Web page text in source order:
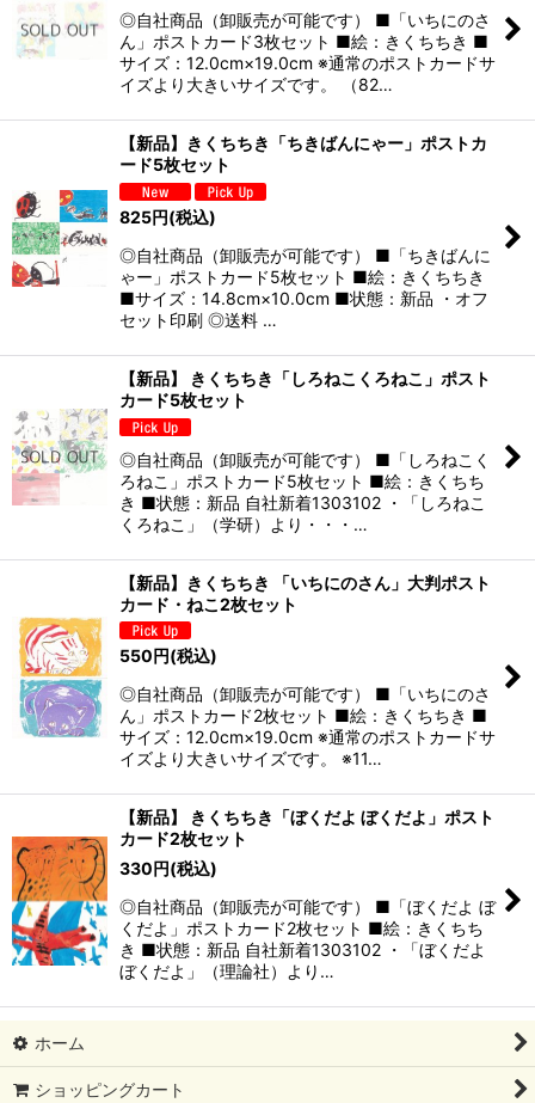
◎自社商品（卸販売が可能です） ■「いちにのさ
ん」ポストカード3枚セット ■絵：きくちちき ■
サイズ：12.0cm×19.0cm ※通常のポストカードサ
イズより大きいサイズです。 （82…
【新品】きくちちき「ちきばんにゃー」ポストカ
ード5枚セット
825円(税込)
◎自社商品（卸販売が可能です） ■「ちきばんに
ゃー」ポストカード5枚セット ■絵：きくちちき
■サイズ：14.8cm×10.0cm ■状態：新品 ・オフ
セット印刷 ◎送料 …
【新品】 きくちちき「しろねこくろねこ」ポスト
カード5枚セット
◎自社商品（卸販売が可能です） ■「しろねこく
ろねこ」ポストカード5枚セット ■絵：きくちち
き ■状態：新品 自社新着1303102 ・「しろねこ
くろねこ」（学研）より・・・…
【新品】きくちちき 「いちにのさん」大判ポスト
カード・ねこ2枚セット
550円(税込)
◎自社商品（卸販売が可能です） ■「いちにのさ
ん」ポストカード2枚セット ■絵：きくちちき ■
サイズ：12.0cm×19.0cm ※通常のポストカードサ
イズより大きいサイズです。 ※11…
【新品】 きくちちき「ぼくだよ ぼくだよ」ポスト
カード2枚セット
330円(税込)
◎自社商品（卸販売が可能です） ■「ぼくだよ ぼ
くだよ」ポストカード2枚セット ■絵：きくちち
き ■状態：新品 自社新着1303102 ・「ぼくだよ
ぼくだよ」（理論社）より…
ホーム
ショッピングカート